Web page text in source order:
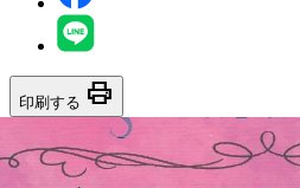
印刷する print